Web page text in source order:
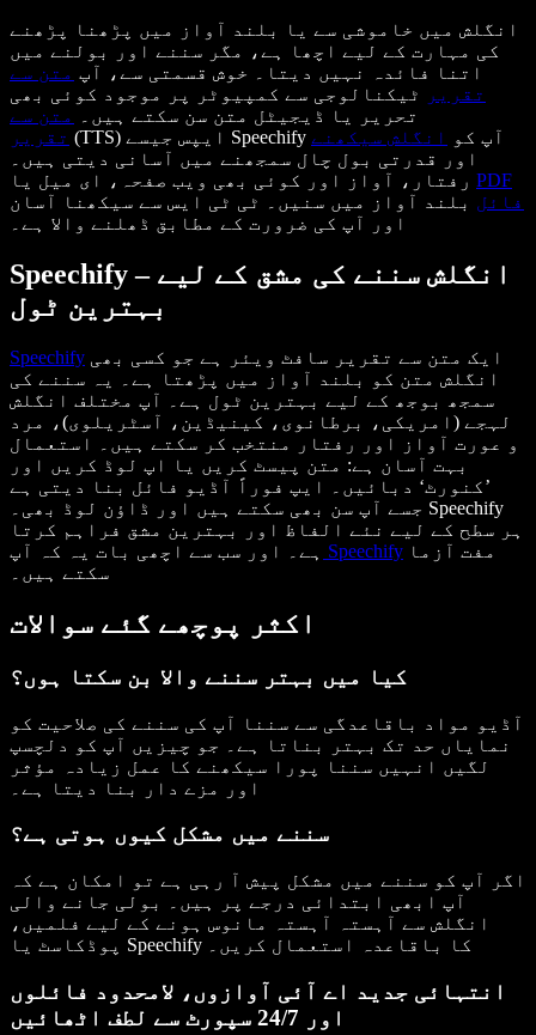
انگلش میں خاموشی سے یا بلند آواز میں پڑھنا پڑھنے
کی مہارت کے لیے اچھا ہے، مگر سننے اور بولنے میں
اتنا فائدہ نہیں دیتا۔ خوش قسمتی سے، آپ متن سے
تقریر
ٹیکنالوجی سے کمپیوٹر پر موجود کوئی بھی
تحریر یا ڈیجیٹل متن سن سکتے ہیں۔
متن سے
تقریر
(TTS) ایپس جیسے Speechify آپ کو
انگلش سیکھنے
اور قدرتی بول چال سمجھنے میں آسانی دیتی ہیں۔
PDF
فائل بلند آواز میں سنیں۔ ٹی ٹی ایس سے سیکھنا آسان
اور آپ کی ضرورت کے مطابق ڈھلنے والا ہے۔
Speechify – انگلش سننے کی مشق کے لیے
بہترین ٹول
Speechify
انگلش متن کو بلند آواز میں پڑھتا ہے۔ یہ سننے کی
سمجھ بوجھ کے لیے بہترین ٹول ہے۔ آپ مختلف انگلش
لہجے (امریکی، برطانوی، کینیڈین، آسٹریلوی)، مرد
و عورت آواز اور رفتار منتخب کر سکتے ہیں۔ استعمال
بہت آسان ہے: متن پیسٹ کریں یا اپ لوڈ کریں اور
’کنورٹ‘ دبائیں۔ ایپ فوراً آڈیو فائل بنا دیتی ہے
جسے آپ سن بھی سکتے ہیں اور ڈاؤن لوڈ بھی۔ Speechify
ہر سطح کے لیے نئے الفاظ اور بہترین مشق فراہم کرتا
ہے۔ اور سب سے اچھی بات یہ کہ آپ Speechify
سکتے ہیں۔
اکثر پوچھے گئے سوالات
کیا میں بہتر سننے والا بن سکتا ہوں؟
آڈیو مواد باقاعدگی سے سننا آپ کی سننے کی صلاحیت کو
نمایاں حد تک بہتر بناتا ہے۔ جو چیزیں آپ کو دلچسپ
لگیں انہیں سننا پورا سیکھنے کا عمل زیادہ مؤثر
اور مزے دار بنا دیتا ہے۔
سننے میں مشکل کیوں ہوتی ہے؟
اگر آپ کو سننے میں مشکل پیش آ رہی ہے تو امکان ہے کہ
آپ ابھی ابتدائی درجے پر ہیں۔ بولی جانے والی
انگلش سے آہستہ آہستہ مانوس ہونے کے لیے فلمیں،
پوڈکاسٹ یا Speechify کا باقاعدہ استعمال کریں۔
انتہائی جدید اے آئی آوازوں، لامحدود فائلوں
اور 24/7 سپورٹ سے لطف اٹھائیں